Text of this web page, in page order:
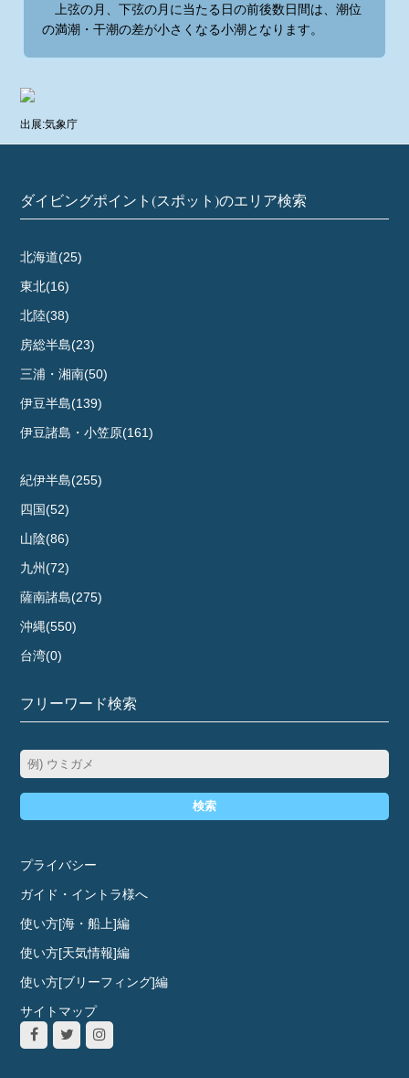
上弦の月、下弦の月に当たる日の前後数日間は、潮位
の満潮・干潮の差が小さくなる小潮となります。
出展:気象庁
ダイビングポイント(スポット)のエリア検索
北海道(25)
東北(16)
北陸(38)
房総半島(23)
三浦・湘南(50)
伊豆半島(139)
伊豆諸島・小笠原(161)
紀伊半島(255)
四国(52)
山陰(86)
九州(72)
薩南諸島(275)
沖縄(550)
台湾(0)
フリーワード検索
検索
プライバシー
ガイド・イントラ様へ
使い方[海・船上]編
使い方[天気情報]編
使い方[ブリーフィング]編
サイトマップ